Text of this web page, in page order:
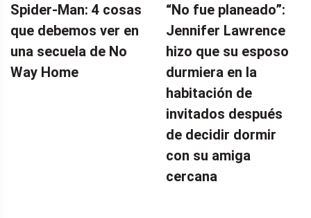
Spider-Man: 4 cosas
que debemos ver en
una secuela de No
Way Home
“No fue planeado”: ​​
Jennifer Lawrence
hizo que su esposo
durmiera en la
habitación de
invitados después
de decidir dormir
con su amiga
cercana